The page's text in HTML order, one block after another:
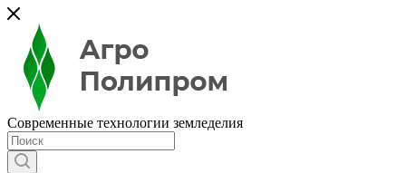
Современные технологии земледелия